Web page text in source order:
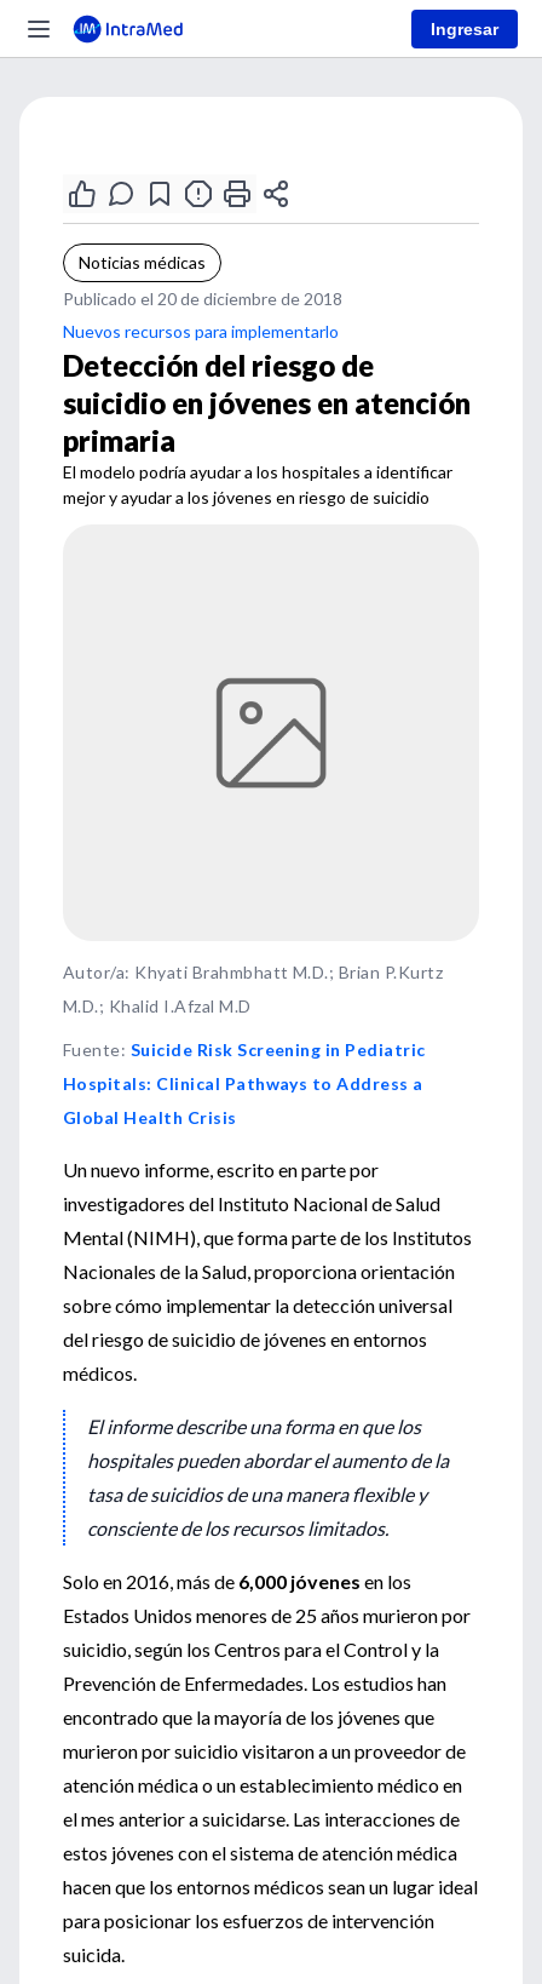
Ingresar
Noticias médicas
Publicado el 20 de diciembre de 2018
Nuevos recursos para implementarlo
Detección del riesgo de
suicidio en jóvenes en atención
primaria
El modelo podría ayudar a los hospitales a identificar
mejor y ayudar a los jóvenes en riesgo de suicidio
Autor/a: Khyati Brahmbhatt M.D.; Brian P.Kurtz
M.D.; Khalid I.Afzal M.D
Fuente: Suicide Risk Screening in Pediatric
Hospitals: Clinical Pathways to Address a
Global Health Crisis
Un nuevo informe, escrito en parte por
investigadores del Instituto Nacional de Salud
Mental (NIMH), que forma parte de los Institutos
Nacionales de la Salud, proporciona orientación
sobre cómo implementar la detección universal
del riesgo de suicidio de jóvenes en entornos
médicos.
El informe describe una forma en que los
hospitales pueden abordar el aumento de la
tasa de suicidios de una manera flexible y
consciente de los recursos limitados.
Solo en 2016, más de 6,000 jóvenes en los
Estados Unidos menores de 25 años murieron por
suicidio, según los Centros para el Control y la
Prevención de Enfermedades. Los estudios han
encontrado que la mayoría de los jóvenes que
murieron por suicidio visitaron a un proveedor de
atención médica o un establecimiento médico en
el mes anterior a suicidarse. Las interacciones de
estos jóvenes con el sistema de atención médica
hacen que los entornos médicos sean un lugar ideal
para posicionar los esfuerzos de intervención
suicida.